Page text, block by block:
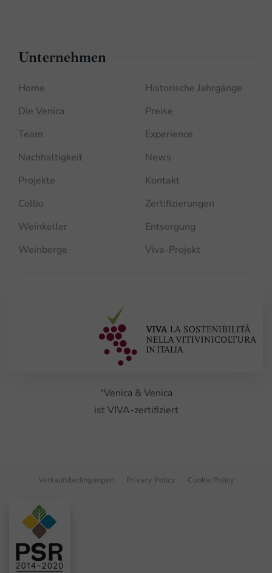
Unternehmen
Home
Die Venica
Team
Nachhaltigkeit
Projekte
Collio
Weinkeller
Weinberge
Historische Jahrgänge
Preise
Experience
News
Kontakt
Zertifizierungen
Entsorgung
Viva-Projekt
"Venica & Venica
ist VIVA-zertifiziert
Verkaufsbedingungen Privacy Policy Cookie Policy